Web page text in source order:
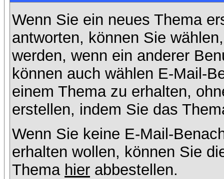
Wenn Sie ein neues Thema
antworten, können Sie
werden, wenn ein anderer
können auch wählen E-Mail-
einem Thema zu erhalten,
erstellen, indem Sie das
Wenn Sie keine E-Mail-
erhalten wollen, können Sie
Thema hier abbestellen.